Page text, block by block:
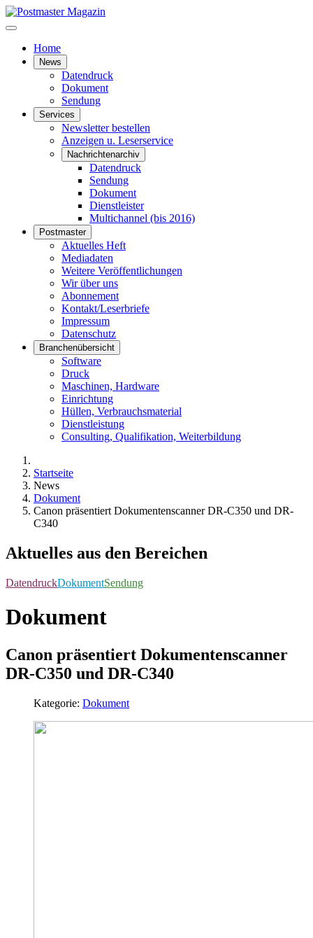
Home
News
Datendruck
Dokument
Sendung
Services
Newsletter bestellen
Anzeigen u. Leserservice
Nachrichtenarchiv
Datendruck
Sendung
Dokument
Dienstleister
Multichannel (bis 2016)
Postmaster
Aktuelles Heft
Mediadaten
Weitere Veröffentlichungen
Wir über uns
Abonnement
Kontakt/Leserbriefe
Impressum
Datenschutz
Branchenübersicht
Software
Druck
Maschinen, Hardware
Einrichtung
Hüllen, Verbrauchsmaterial
Dienstleistung
Consulting, Qualifikation, Weiterbildung
Startseite
News
Dokument
Canon präsentiert Dokumentenscanner DR-C350 und DR-
C340
Aktuelles aus den Bereichen
DatendruckDokumentSendung
Dokument
Canon präsentiert Dokumentenscanner
DR-C350 und DR-C340
Kategorie: Dokument